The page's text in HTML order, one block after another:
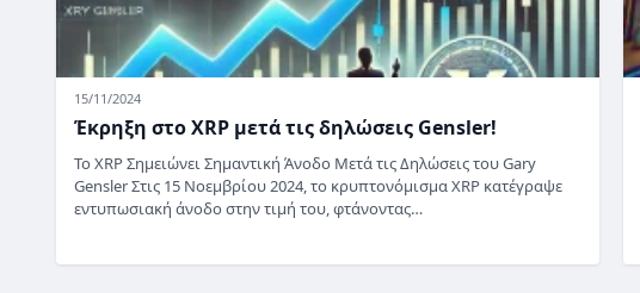
15/11/2024
Έκρηξη στο XRP μετά τις δηλώσεις Gensler!
Το XRP Σημειώνει Σημαντική Άνοδο Μετά τις Δηλώσεις του Gary
Gensler Στις 15 Νοεμβρίου 2024, το κρυπτονόμισμα XRP κατέγραψε
εντυπωσιακή άνοδο στην τιμή του, φτάνοντας…